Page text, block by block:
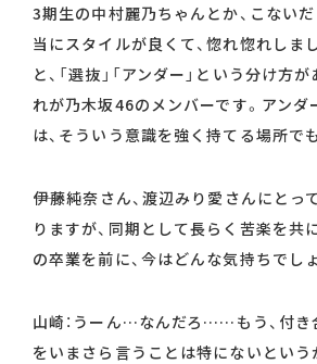
3期生の中村麗乃ちゃんとか、こない
当にスタイルが良くて、惚れ惚れしま
と、「選抜」「アンダー」という分け方
れが乃木坂46のメンバーです。アンダ
は、そういう意識を強く持てる場所で
――伊藤純奈さん、渡辺みり愛さんにと
りますが、同期として長らく苦楽を共
の卒業を前に、今はどんな気持ちでし
山崎：うーん…なんだろ……もう、付き
をいまさら言うことは特にないという